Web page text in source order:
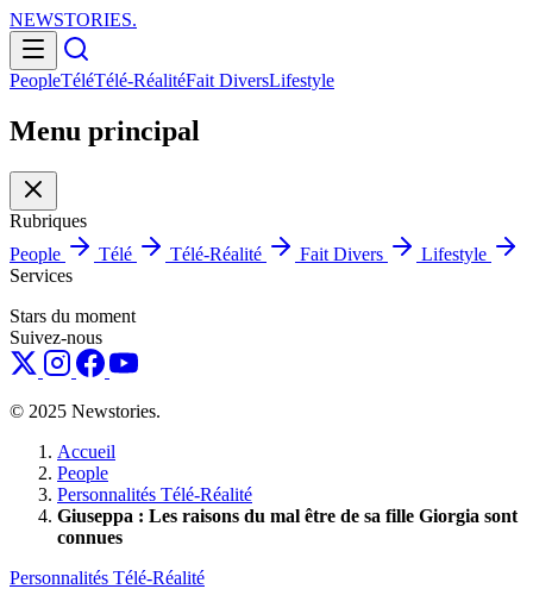
NEWSTORIES.
PeopleTéléTélé-RéalitéFait DiversLifestyle
Menu principal
Rubriques
People
Télé Télé-Réalité Fait Divers
Lifestyle
Services
Stars du moment
Suivez-nous
© 2025 Newstories.
Accueil
People
Personnalités Télé-Réalité
Giuseppa : Les raisons du mal être de sa fille Giorgia sont
connues
Personnalités Télé-Réalité